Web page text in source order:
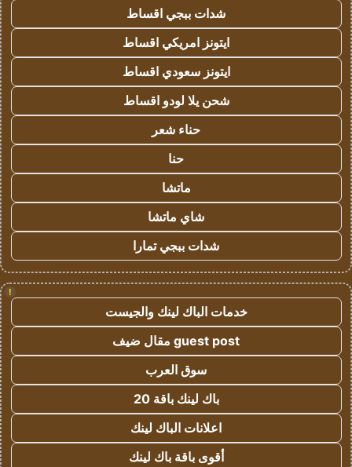
شدات ببجي اقساط
ايتونز امريكي اقساط
ايتونز سعودي اقساط
شحن يلا لودو اقساط
حناء شعر
حنا
ماتشا
شاي ماتشا
شدات ببجي تمارا
!
خدمات الباك لينك والجيست
guest post مقال ضيف
سوق العرب
باك لينك باقة 20
اعلانات الباك لينك
أقوى باقة باك لينك